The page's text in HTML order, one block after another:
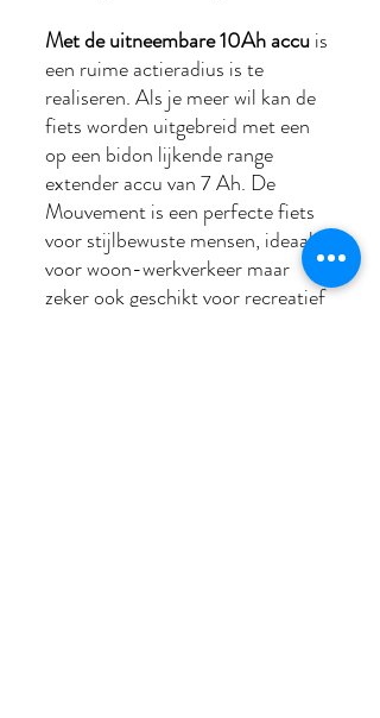
Met de uitneembare 10Ah accuis
een ruime actieradius is te
realiseren. Als je meer wil kan de
fiets worden uitgebreid met een
op een bidon lijkende range
extender accu van 7 Ah. De
Mouvement is een perfecte fiets
voor stijlbewuste mensen, ideaal
voor woon-werkverkeer maar
zeker ook geschikt voor recreatief